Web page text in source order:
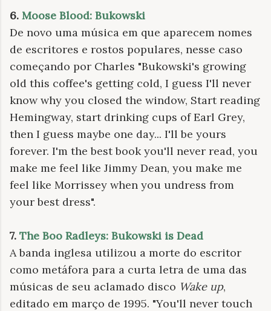
6. Moose Blood: Bukowski
De novo uma música em que aparecem nomes
de escritores e rostos populares, nesse caso
começando por Charles "Bukowski's growing
old this coffee's getting cold, I guess I'll never
know why you closed the window, Start reading
Hemingway, start drinking cups of Earl Grey,
then I guess maybe one day... I'll be yours
forever. I'm the best book you'll never read, you
make me feel like Jimmy Dean, you make me
feel like Morrissey when you undress from
your best dress".
7. The Boo Radleys: Bukowski is Dead
A banda inglesa utilizou a morte do escritor
como metáfora para a curta letra de uma das
músicas de seu aclamado disco Wake up,
editado em março de 1995. "You'll never touch